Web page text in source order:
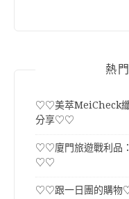
熱
♡♡美萃MeiCheck纖
分享♡♡
♡♡廈門旅遊戰利品
♡♡
♡♡跟一日團的購